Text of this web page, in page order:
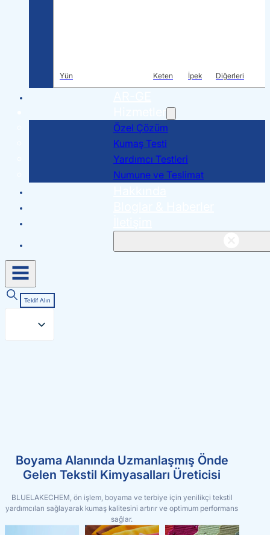
Yün Keten İpek Diğerleri
Özel Çözüm
Kumaş Testi
Yardımcı Testleri
Numune ve Teslimat
Teklif Alın
Boyama Alanında Uzmanlaşmış Önde
Gelen Tekstil Kimyasalları Üreticisi
BLUELAKECHEM, ön işlem, boyama ve terbiye için yenilikçi tekstil
yardımcıları sağlayarak kumaş kalitesini artırır ve optimum performans
sağlar.